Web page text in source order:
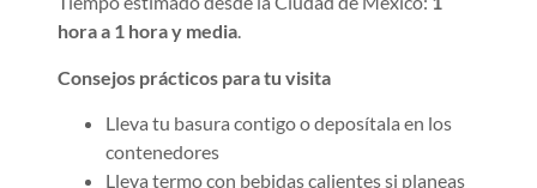
hora a 1 hora y media.
Consejos prácticos para tu visita
Lleva tu basura contigo o deposítala en los
contenedores
Lleva termo con bebidas calientes si planeas